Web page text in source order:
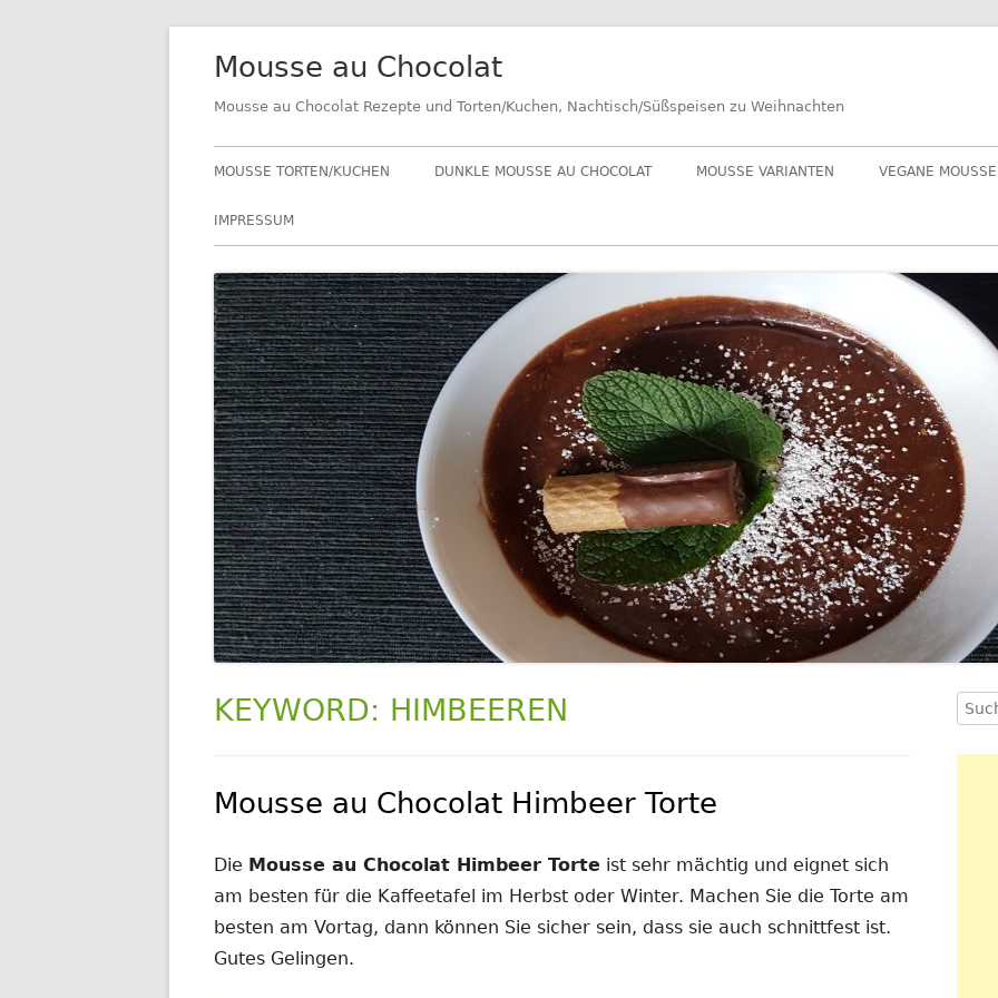
Mousse au Chocolat
Mousse au Chocolat Rezepte und Torten/Kuchen, Nachtisch/Süßspeisen zu Weihnachten
Primäres
Menü
MOUSSE TORTEN/KUCHEN DUNKLE MOUSSE AU CHOCOLAT MOUSSE VARIANTEN VEGANE MOUSSE
IMPRESSUM
KEYWORD: HIMBEEREN
Mousse au Chocolat Himbeer Torte
Die Mousse au Chocolat Himbeer Torte ist sehr mächtig und eignet sich
am besten für die Kaffeetafel im Herbst oder Winter. Machen Sie die Torte am
besten am Vortag, dann können Sie sicher sein, dass sie auch schnittfest ist.
Gutes Gelingen.